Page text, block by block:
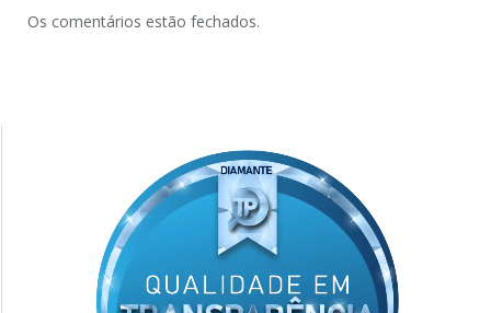
Os comentários estão fechados.